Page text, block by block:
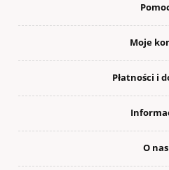
Moje
Płatności i
O nas